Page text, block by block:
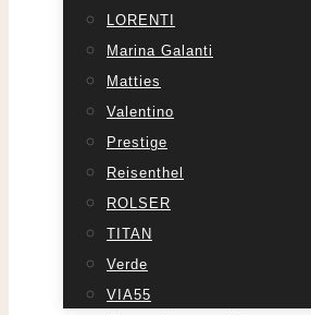
LORENTI
Marina Galanti
Matties
Valentino
Prestige
Reisenthel
ROLSER
TITAN
Verde
VIA55